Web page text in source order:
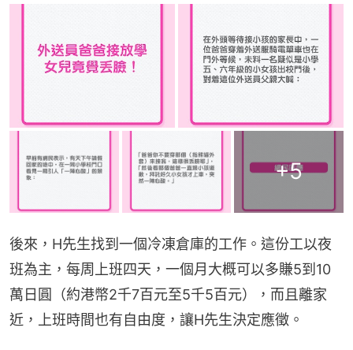
+5
後來，H先生找到一個冷凍倉庫的工作。這份工以夜
班為主，每周上班四天，一個月大概可以多賺5到10
萬日圓（約港幣2千7百元至5千5百元），而且離家
近，上班時間也有自由度，讓H先生決定應徵。